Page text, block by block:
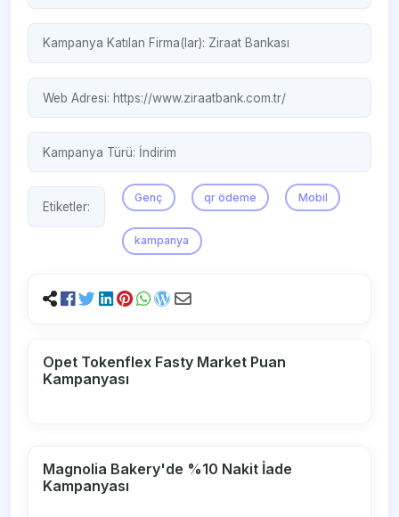
Kampanya Katılan Firma(lar): Ziraat Bankası
Web Adresi:https://www.ziraatbank.com.tr/
Kampanya Türü: İndirim
Etiketler:
Genç qr ödeme Mobil
kampanya
Opet Tokenflex Fasty Market Puan
Kampanyası
Magnolia Bakery'de %10 Nakit İade
Kampanyası